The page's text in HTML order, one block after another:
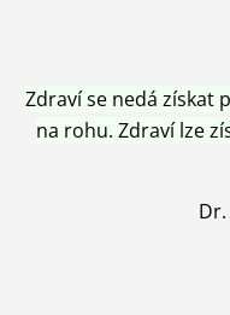
Zdraví se nedá získat
na rohu. Zdraví lze